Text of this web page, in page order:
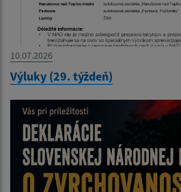
10.07.2026
Výluky (29. týždeň)